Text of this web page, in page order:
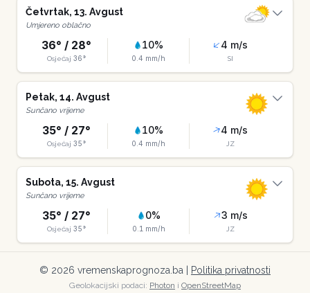
Četvrtak, 13. Avgust
Umjereno oblačno
36° / 28°
Osjećaj 36°
10%
0.4 mm/h
4 m/s
SI
Petak, 14. Avgust
Sunčano vrijeme
35° / 27°
Osjećaj 35°
10%
0.4 mm/h
4 m/s
JZ
Subota, 15. Avgust
Sunčano vrijeme
35° / 27°
Osjećaj 35°
0%
0.1 mm/h
3 m/s
JZ
© 2026 vremenskaprognoza.ba | Politika privatnosti
Geolokacijski podaci: Photon i OpenStreetMap